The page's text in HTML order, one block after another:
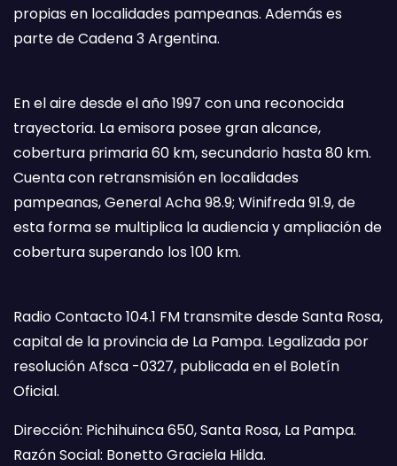
propias en localidades pampeanas. Además es
parte de Cadena 3 Argentina.
En el aire desde el año 1997 con una reconocida
trayectoria. La emisora posee gran alcance,
cobertura primaria 60 km, secundario hasta 80 km.
Cuenta con retransmisión en localidades
pampeanas, General Acha 98.9; Winifreda 91.9, de
esta forma se multiplica la audiencia y ampliación de
cobertura superando los 100 km.
Radio Contacto 104.1 FM transmite desde Santa Rosa,
capital de la provincia de La Pampa. Legalizada por
resolución Afsca -0327, publicada en el Boletín
Oficial.
Dirección: Pichihuinca 650, Santa Rosa, La Pampa.
Razón Social: Bonetto Graciela Hilda.